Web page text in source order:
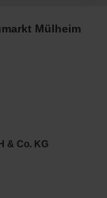
Mülheim
& Co. KG